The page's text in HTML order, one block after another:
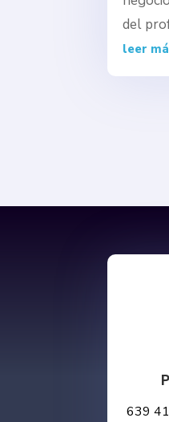
del
leer
639